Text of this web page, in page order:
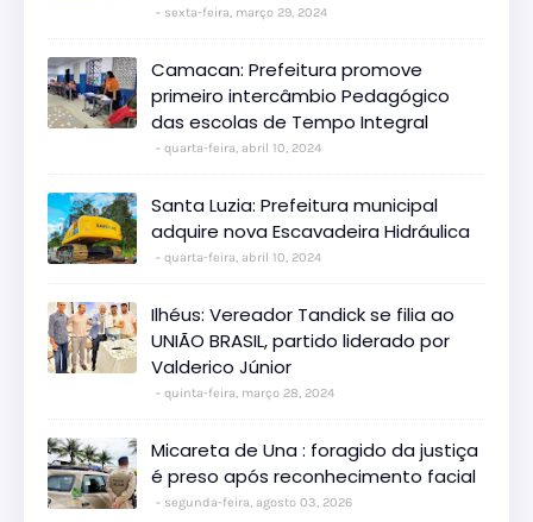
sexta-feira, março 29, 2024
Camacan: Prefeitura promove
primeiro intercâmbio Pedagógico
das escolas de Tempo Integral
quarta-feira, abril 10, 2024
Santa Luzia: Prefeitura municipal
adquire nova Escavadeira Hidráulica
quarta-feira, abril 10, 2024
Ilhéus: Vereador Tandick se filia ao
UNIÃO BRASIL, partido liderado por
Valderico Júnior
quinta-feira, março 28, 2024
Micareta de Una : foragido da justiça
é preso após reconhecimento facial
segunda-feira, agosto 03, 2026